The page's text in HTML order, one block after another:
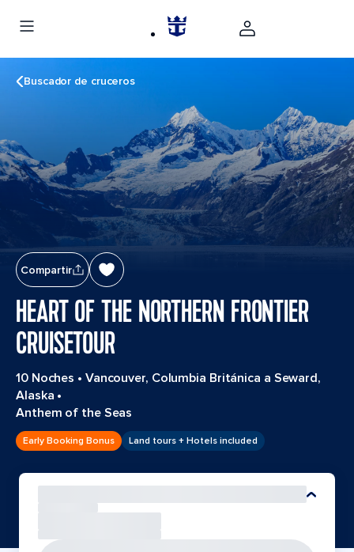
Buscador de cruceros
Compartir
HEART OF THE NORTHERN FRONTIER
CRUISETOUR
10 Noches • Vancouver, Columbia Británica a Seward,
Alaska •
Anthem of the Seas
Early Booking Bonus Land tours + Hotels included